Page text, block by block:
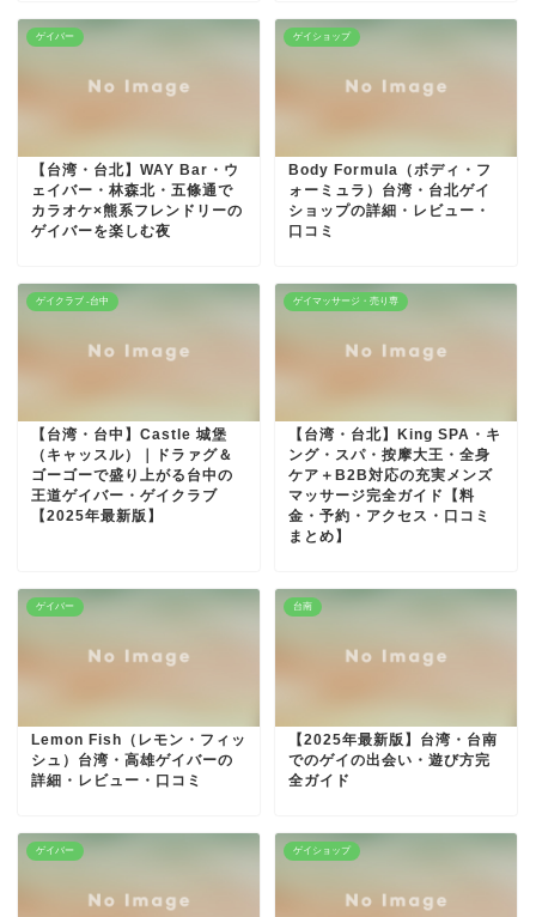
ゲイバー
【台湾・台北】WAY Bar・ウ
ェイバー・林森北・五條通で
カラオケ×熊系フレンドリーの
ゲイバーを楽しむ夜
ゲイショップ
Body Formula（ボディ・フ
ォーミュラ）台湾・台北ゲイ
ショップの詳細・レビュー・
口コミ
ゲイクラブ -台中
【台湾・台中】Castle 城堡
（キャッスル）｜ドラァグ＆
ゴーゴーで盛り上がる台中の
王道ゲイバー・ゲイクラブ
【2025年最新版】
ゲイマッサージ・売り専
【台湾・台北】King SPA・キ
ング・スパ・按摩大王・全身
ケア＋B2B対応の充実メンズ
マッサージ完全ガイド【料
金・予約・アクセス・口コミ
まとめ】
ゲイバー
Lemon Fish（レモン・フィッ
シュ）台湾・高雄ゲイバーの
詳細・レビュー・口コミ
台南
【2025年最新版】台湾・台南
でのゲイの出会い・遊び方完
全ガイド
ゲイバー ゲイショップ